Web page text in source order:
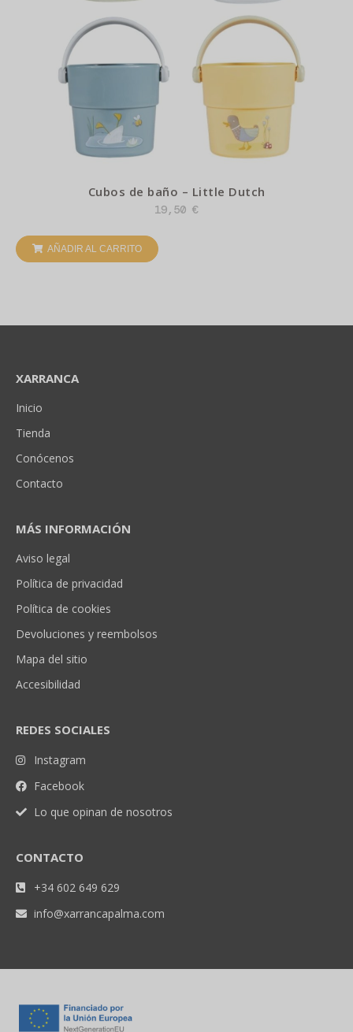
Cubos de baño – Little Dutch
19,50 €
AÑADIR AL CARRITO
XARRANCA
Inicio
Tienda
Conócenos
Contacto
MÁS INFORMACIÓN
Aviso legal
Política de privacidad
Política de cookies
Devoluciones y reembolsos
Mapa del sitio
Accesibilidad
REDES SOCIALES
Instagram
Facebook
Lo que opinan de nosotros
CONTACTO
+34 602 649 629
info@xarrancapalma.com